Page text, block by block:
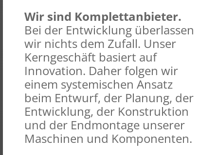
Wir sind Komplettanbieter.
Bei der Entwicklung überlassen
wir nichts dem Zufall. Unser
Kerngeschäft basiert auf
Innovation. Daher folgen wir
einem systemischen Ansatz
beim Entwurf, der Planung, der
Entwicklung, der Konstruktion
und der Endmontage unserer
Maschinen und Komponenten.